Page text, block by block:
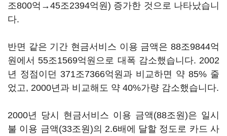
조800억→45조2394억원) 증가한 것으로 나타났습니
다.
반면 같은 기간 현금서비스 이용 금액은 88조9844억
원에서 55조1569억원으로 대폭 감소했습니다. 2002
년 정점이던 371조7366억원과 비교하면 약 85% 줄
었고, 2000년과 비교해도 약 40%가량 감소했습니다.
2000년 당시 현금서비스 이용 금액(88조원)은 일시
불 이용 금액(33조원)의 2.6배에 달할 정도로 카드 사